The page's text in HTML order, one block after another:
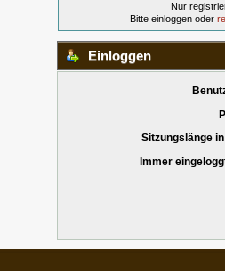
Nur
Bitte einloggen oder
Einloggen
Sitzungslänge
Immer